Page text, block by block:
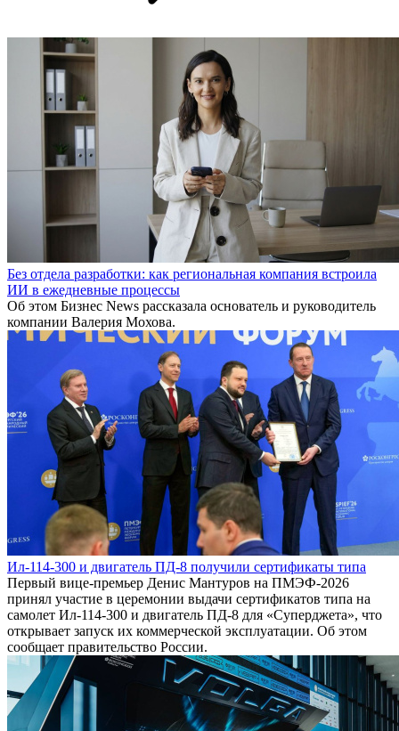
Без отдела разработки: как региональная компания встроила
ИИ в ежедневные процессы
Об этом Бизнес News рассказала основатель и руководитель
компании Валерия Мохова.
Ил-114-300 и двигатель ПД-8 получили сертификаты типа
Первый вице-премьер Денис Мантуров на ПМЭФ-2026
принял участие в церемонии выдачи сертификатов типа на
самолет Ил-114-300 и двигатель ПД-8 для «Суперджета», что
открывает запуск их коммерческой эксплуатации. Об этом
сообщает правительство России.